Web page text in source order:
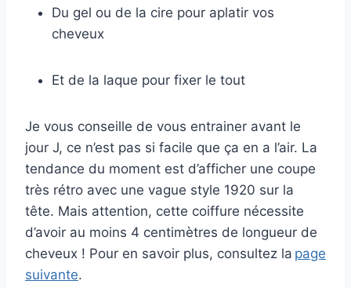
Du gel ou de la cire pour aplatir vos
cheveux
Et de la laque pour fixer le tout
Je vous conseille de vous entrainer avant le
jour J, ce n’est pas si facile que ça en a l’air. La
tendance du moment est d’afficher une coupe
très rétro avec une vague style 1920 sur la
tête. Mais attention, cette coiffure nécessite
d’avoir au moins 4 centimètres de longueur de
cheveux ! Pour en savoir plus, consultez la page
suivante.